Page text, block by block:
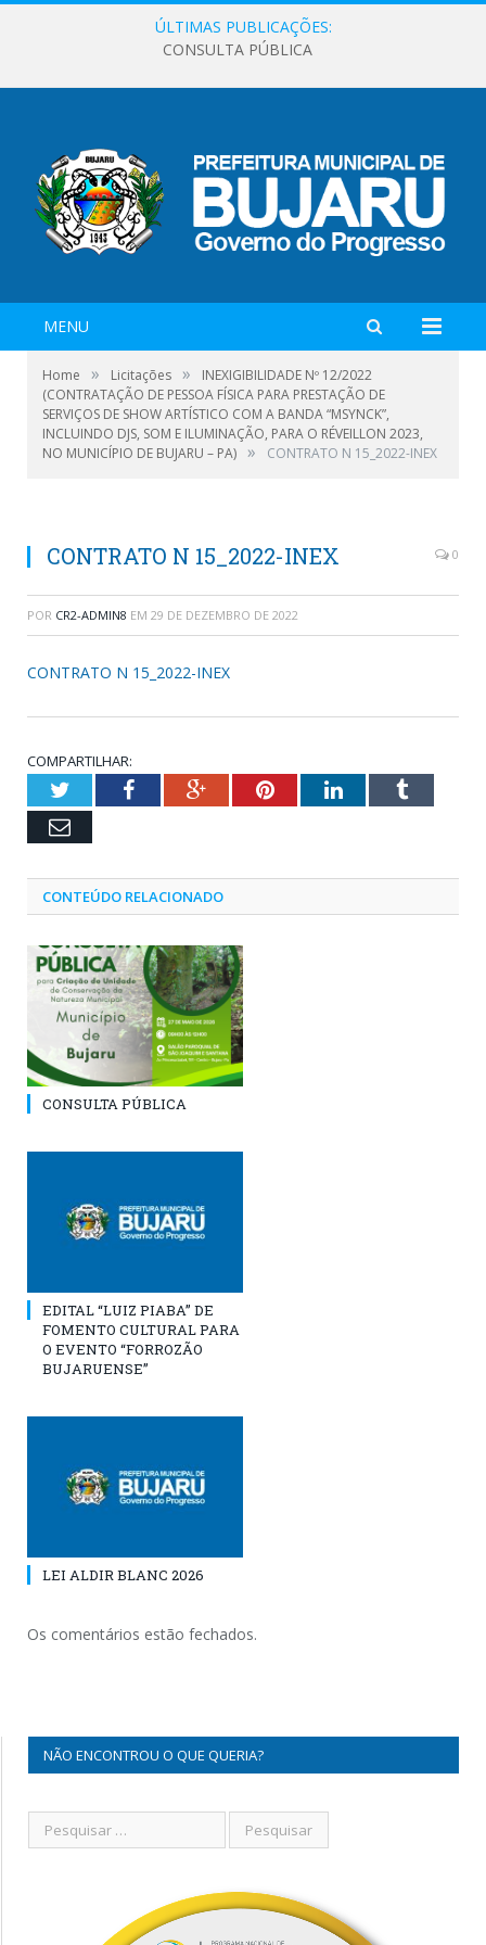
ÚLTIMAS PUBLICAÇÕES:
CONSULTA PÚBLICA
MENU
Home » Licitações »
INEXIGIBILIDADE Nº 12/2022
(CONTRATAÇÃO DE PESSOA FÍSICA PARA PRESTAÇÃO DE
SERVIÇOS DE SHOW ARTÍSTICO COM A BANDA “MSYNCK”,
INCLUINDO DJS, SOM E ILUMINAÇÃO, PARA O RÉVEILLON 2023,
NO MUNICÍPIO DE BUJARU – PA) » CONTRATO N 15_2022-INEX
CONTRATO N 15_2022-INEX 0
POR CR2-ADMIN8 EM 29 DE DEZEMBRO DE 2022
CONTRATO N 15_2022-INEX
COMPARTILHAR:
TwitterFacebookGoogle+PinterestLinkedInTumblr
Email
CONTEÚDO RELACIONADO
CONSULTA PÚBLICA
EDITAL “LUIZ PIABA” DE
FOMENTO CULTURAL PARA
O EVENTO “FORROZÃO
BUJARUENSE”
LEI ALDIR BLANC 2026
Os comentários estão fechados.
NÃO ENCONTROU O QUE QUERIA?